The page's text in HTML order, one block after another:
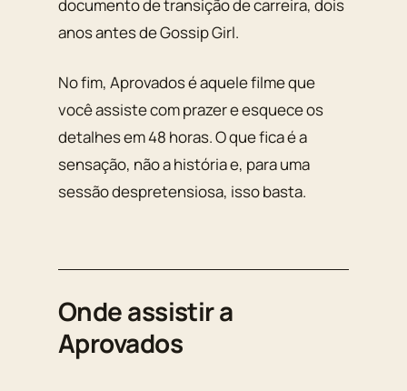
documento de transição de carreira, dois
anos antes deGossip Girl.
No fim, Aprovadosé aquele filme que
você assiste com prazer e esquece os
detalhes em 48 horas. O que fica é a
sensação, não a história e, para uma
sessão despretensiosa, isso basta.
Onde assistir a
Aprovados